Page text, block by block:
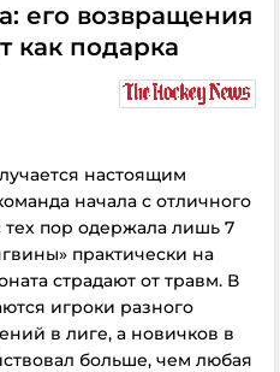
его возвращения
как подарка
настоящим
начала с отличного
тех пор одержала лишь 7
практически на
страдают от травм. В
игроки разного
в лиге, а новичков в
больше, чем любая